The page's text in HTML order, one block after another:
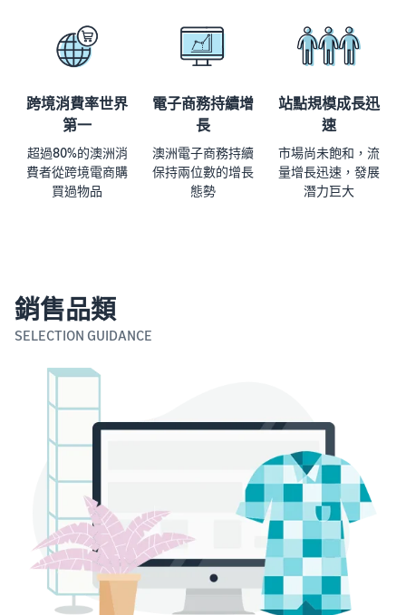
跨境消費率世界
第一
超過80%的澳洲消
費者從跨境電商購
買過物品
電子商務持續增
長
澳洲電子商務持續
保持兩位數的增長
態勢
站點規模成長迅
速
市場尚未飽和，流
量增長迅速，發展
潛力巨大
銷售品類
SELECTION GUIDANCE